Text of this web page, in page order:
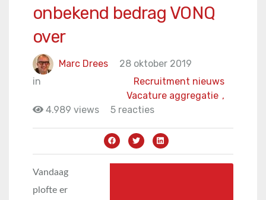
onbekend bedrag VONQ
over
Marc Drees
28 oktober 2019
in
Recruitment nieuws
Vacature aggregatie ,
4.989 views
5 reacties
Vandaag
plofte er